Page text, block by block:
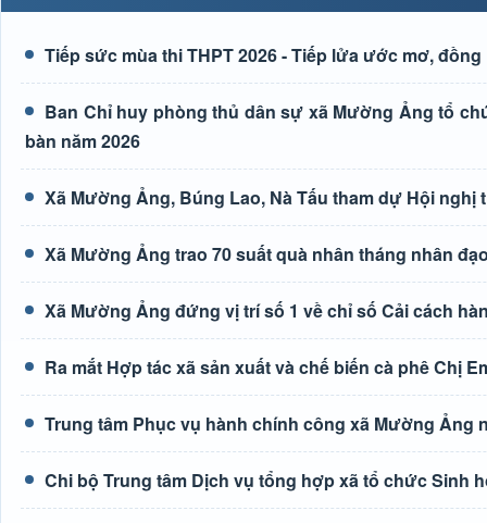
Tiếp sức mùa thi THPT 2026 - Tiếp lửa ước mơ,
Ban Chỉ huy phòng thủ dân sự xã Mường Ảng tổ
bàn năm 2026
Xã Mường Ảng, Búng Lao, Nà Tấu tham dự Hội
Xã Mường Ảng trao 70 suất quà nhân tháng nhân
Xã Mường Ảng đứng vị trí số 1 về chỉ số Cải cách
Ra mắt Hợp tác xã sản xuất và chế biến cà phê Chị
Trung tâm Phục vụ hành chính công xã Mường Ảng
Chi bộ Trung tâm Dịch vụ tổng hợp xã tổ chức Sinh